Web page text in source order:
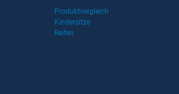
Produktvergleich
Kindersitze
Reifen